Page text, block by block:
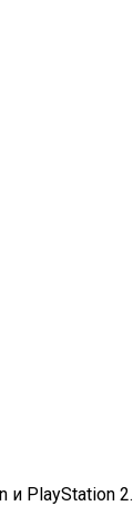
и PlayStation 2.